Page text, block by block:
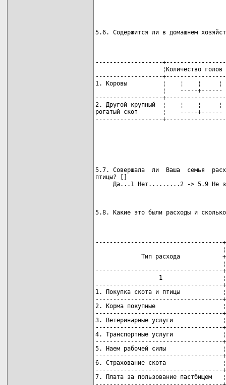
5.6. Содержится ли в домашнем
-------------------
¦Количество
-------------------
1. Коровы          ¦    ¦    ¦     ¦
¦    -----
-------------------
2. Другой крупный  ¦    ¦    ¦
рогатый скот       ¦    -----
-------------------
5.7. Совершала  ли  Ваша  семья
птицы? []
5.8. Какие это были расходы и
------------------------------------
Тип расхода
------------------------------------
1
------------------------------------
1. Покупка скота и птицы
------------------------------------
2. Корма покупные
------------------------------------
3. Ветеринарные услуги
------------------------------------
4. Транспортные услуги
------------------------------------
5. Наем рабочей силы
------------------------------------
6. Страхование скота
------------------------------------
7. Плата за пользование